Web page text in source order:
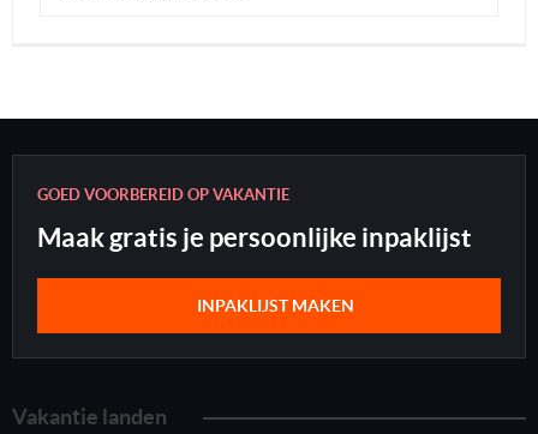
GOED VOORBEREID OP VAKANTIE
Maak gratis je persoonlijke inpaklijst
INPAKLIJST MAKEN
Vakantie landen